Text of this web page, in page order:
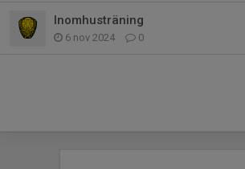
Inomhusträning
6 nov 2024 0